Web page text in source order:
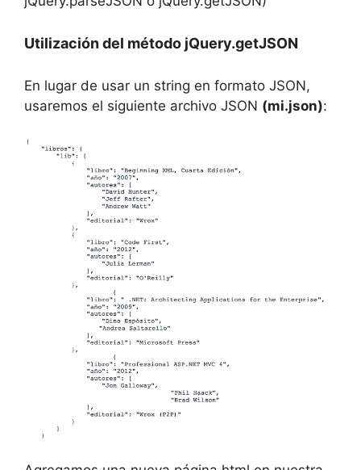
Utilización del método jQuery.getJSON
En lugar de usar un string en formato JSON,
usaremos el siguiente archivo JSON (mi.json):